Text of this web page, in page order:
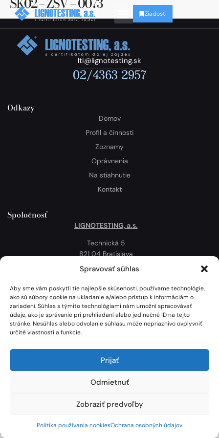
Spravovať súhlas
Aby sme vám poskytli tie najlepšie skúsenosti, používame technológie,
ako sú súbory cookie na ukladanie a/alebo prístup k informáciám o
zariadení. Súhlas s týmito technológiami nám umožní spracovávať
údaje, ako je správanie pri prehliadaní alebo jedinečné ID na tejto
stránke. Nesúhlas alebo odvolanie súhlasu môže nepriaznivo ovplyvniť
určité vlastnosti a funkcie.
Prijať
Odmietnuť
Zobraziť predvoľby
Politika používania cookiesOchrana osobných údajov
Žiadosti
lti@lignotesting.sk
02/4363 2957
Odkazy
Domov
Profil a činnosti
Zoznamy
Oprávnenia
Na stiahnutie
Kontakt
Spoločnosť
LIGNOTESTING, a.s.
Technická 5
821 04 Bratislava
Slovenská republika
Politika používania cookies
Mapa
Lignotesting, a. s. © 2024 | Všetky práva vyhradené. | Vytvoril: Marek Heinfarth.